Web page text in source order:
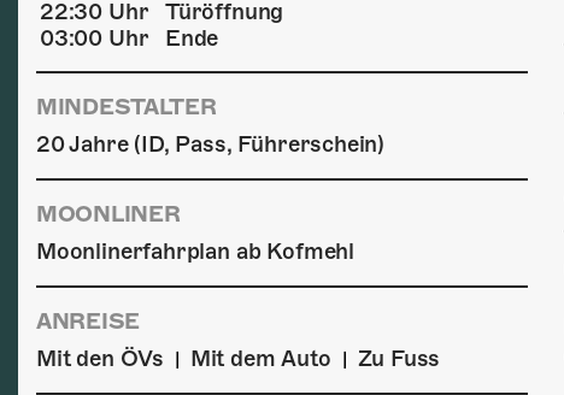
22:30 Uhr
Türöffnung
03:00 Uhr
Ende
MINDESTALTER
20 Jahre (ID, Pass, Führerschein)
MOONLINER
Moonlinerfahrplan ab Kofmehl
ANREISE
Mit den ÖVs
Mit dem Auto Zu Fuss